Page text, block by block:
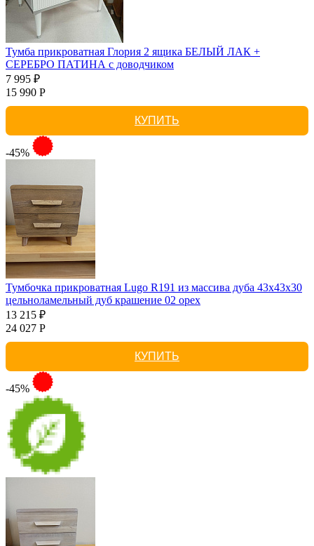
Тумба прикроватная Глория 2 ящика БЕЛЫЙ ЛАК +
СЕРЕБРО ПАТИНА с доводчиком
7 995 ₽
15 990 Р
КУПИТЬ
-45%
Тумбочка прикроватная Lugo R191 из массива дуба 43х43х30
цельноламельный дуб крашение 02 орех
13 215 ₽
24 027 Р
КУПИТЬ
-45%